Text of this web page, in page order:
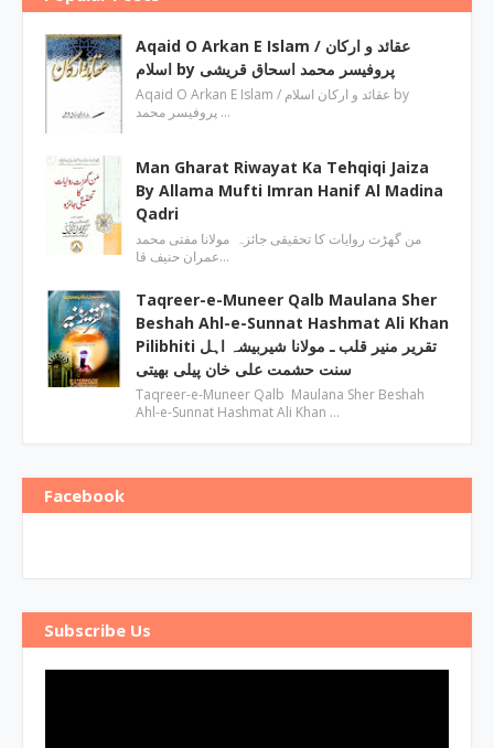
Aqaid O Arkan E Islam / عقائد و ارکان
اسلام by پروفیسر محمد اسحاق قریشی
Aqaid O Arkan E Islam / عقائد و ارکان اسلام by
پروفیسر محمد …
Man Gharat Riwayat Ka Tehqiqi Jaiza
By Allama Mufti Imran Hanif Al Madina
Qadri
من گھڑت روایات کا تحقیقی جائزہ مولانا مفتی محمد
عمران حنیف قا…
Taqreer-e-Muneer Qalb Maulana Sher
Beshah Ahl-e-Sunnat Hashmat Ali Khan
Pilibhiti تقریر منیر قلب ـ مولانا شیربیشہ اہل
سنت حشمت علی خان پیلی بھیتی
Taqreer-e-Muneer Qalb Maulana Sher Beshah
Ahl-e-Sunnat Hashmat Ali Khan …
Facebook
Subscribe Us